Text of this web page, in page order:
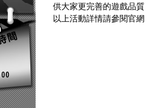
供大家更完善的遊戲品質
以上活動詳情請參閱官網